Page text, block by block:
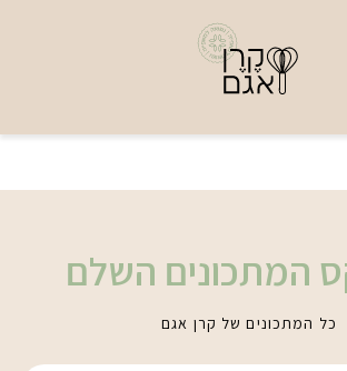
המתכונים השלם
כל המתכונים של קרן אגם